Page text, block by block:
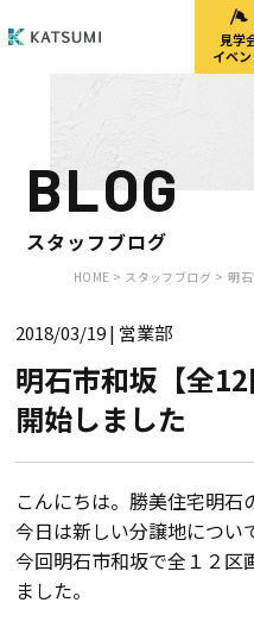
モデルハウス
来場予約
来店予約
HOME
物件検索
会員登録
見学
イベン
BLOG
スタッフブログ
HOME > スタッフブログ > 明
2018/03/19| 営業部
明石市和坂【全
開始しました
こんにちは。勝美住宅明石
今日は新しい分譲地につい
今回明石市和坂で全１２区
ました。